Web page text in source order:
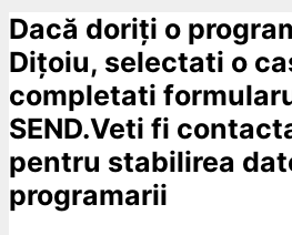
Dacă doriți o
Dițoiu, selectati o
completati
SEND.Veti fi
pentru stabilirea
programarii